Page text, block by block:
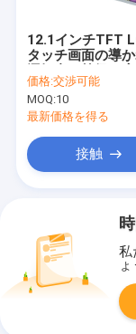
12.1インチTFT
タッチ画面の導か
野角を統合した
価格:交渉可能
MOQ:10
最新価格を得る
接触
私
ょ